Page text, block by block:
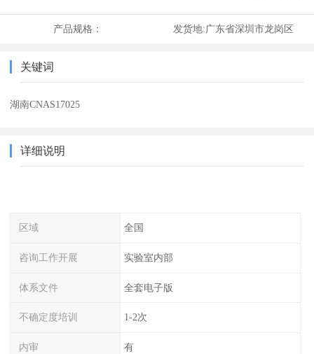
产品规格： 发货地:广东省深圳市龙岗区
关键词
湖南CNAS17025
详细说明
区域 全国
咨询工作开展 实验室内部
体系文件 全套电子版
不确定度培训 1-2次
内审 有